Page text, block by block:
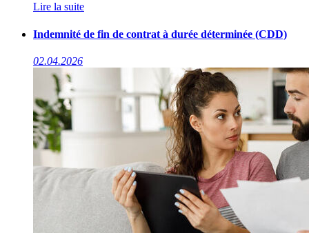
Lire la suite
Indemnité de fin de contrat à durée déterminée (CDD)
02.04.2026